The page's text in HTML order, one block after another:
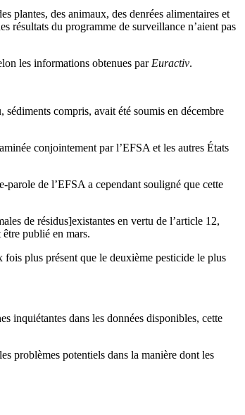
plantes, des animaux, des denrées alimentaires et
résultats du programme de surveillance n’aient pas
les informations obtenues par Euractiv.
compris, avait été soumis en décembre
conjointement par l’EFSA et les autres États
parole de l’EFSA a cependant souligné que cette
de résidus]existantes en vertu de l’article 12,
publié en mars.
plus présent que le deuxième pesticide le plus
inquiétantes dans les données disponibles, cette
problèmes potentiels dans la manière dont les